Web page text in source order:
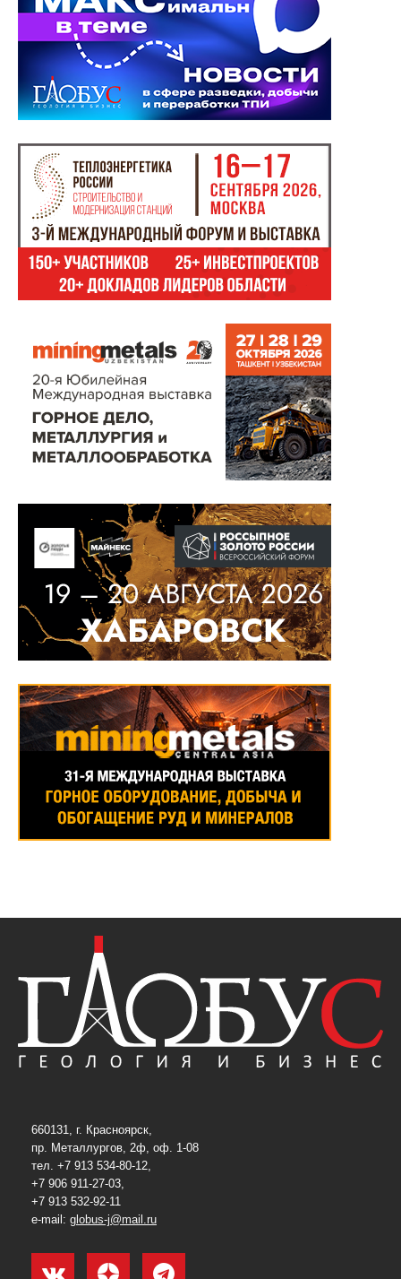
660131, г. Красноярск,
пр. Металлургов, 2ф, оф. 1-08
тел. +7 913 534-80-12,
+7 906 911-27-03,
+7 913 532-92-11
e-mail: globus-j@mail.ru